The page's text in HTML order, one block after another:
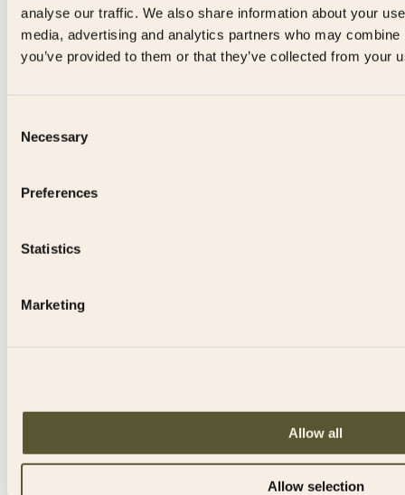
analyse our traffic. We also share information about your
media, advertising and analytics partners who may
you’ve provided to them or that they’ve collected from your
Selection
Necessary
Preferences
Statistics
Marketing
Allow all
Allow selection
1